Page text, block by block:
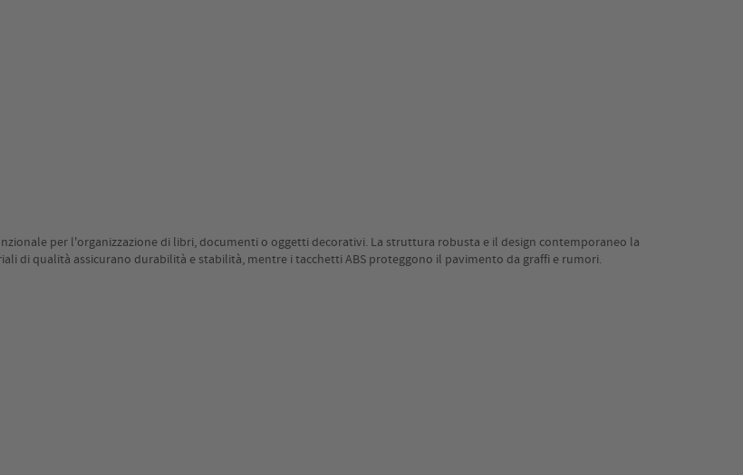
per l'organizzazione di libri, documenti o oggetti decorativi. La struttura robusta e il design contemporaneo la
di qualità assicurano durabilità e stabilità, mentre i tacchetti ABS proteggono il pavimento da graffi e rumori.